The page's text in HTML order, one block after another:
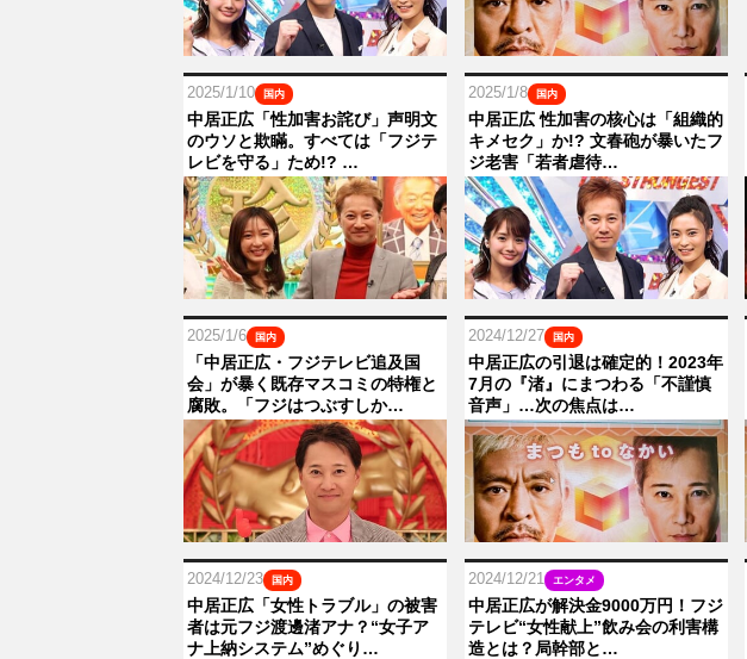
2025/1/10 国内
中居正広「性加害お詫び」声明文
のウソと欺瞞。すべては「フジテ
レビを守る」ため!? …
2025/1/8 国内
中居正広 性加害の核心は「組織的
キメセク」か!? 文春砲が暴いたフ
ジ老害「若者虐待…
2025/1/6 国内
「中居正広・フジテレビ追及国
会」が暴く既存マスコミの特権と
腐敗。「フジはつぶすしか…
2024/12/27 国内
中居正広の引退は確定的！2023年
7月の『渚』にまつわる「不謹慎
音声」…次の焦点は…
2024/12/23 国内
中居正広「女性トラブル」の被害
者は元フジ渡邊渚アナ？“女子ア
ナ上納システム”めぐり…
2024/12/21 エンタメ
中居正広が解決金9000万円！フジ
テレビ“女性献上”飲み会の利害構
造とは？局幹部と…